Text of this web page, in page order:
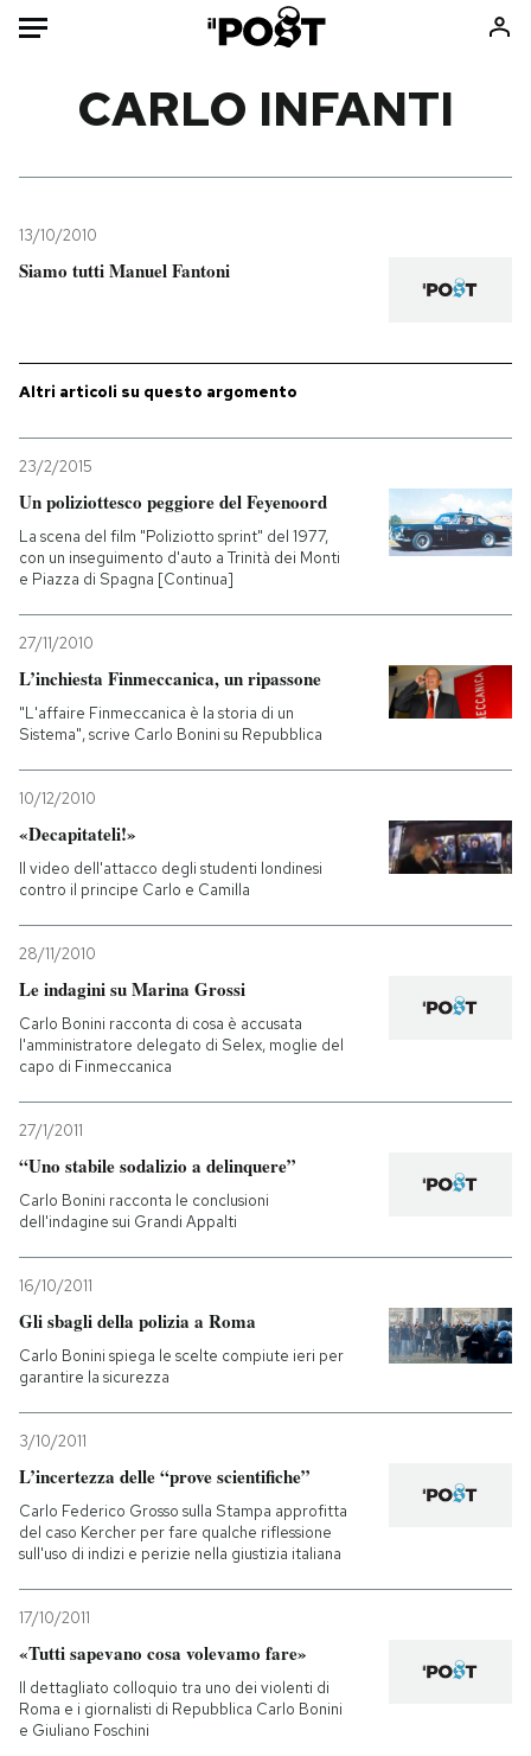
Mondo
Politica
Scienza
Cultura
Economia
Sport
Media
Altrecose
PODCAST
NEWSLETTER
I MIEI PREFERITI
SHOP
CALENDARIO
AREA PERSONALE
Entra
CARLO INFANTI
13/10/2010
Siamo tutti Manuel Fantoni
Altri articoli su questo argomento
23/2/2015
Un poliziottesco peggiore del Feyenoord
La scena del film "Poliziotto sprint" del 1977,
con un inseguimento d'auto a Trinità dei Monti
e Piazza di Spagna [Continua]
27/11/2010
L’inchiesta Finmeccanica, un ripassone
"L'affaire Finmeccanica è la storia di un
Sistema", scrive Carlo Bonini su Repubblica
10/12/2010
«Decapitateli!»
Il video dell'attacco degli studenti londinesi
contro il principe Carlo e Camilla
28/11/2010
Le indagini su Marina Grossi
Carlo Bonini racconta di cosa è accusata
l'amministratore delegato di Selex, moglie del
capo di Finmeccanica
27/1/2011
“Uno stabile sodalizio a delinquere”
Carlo Bonini racconta le conclusioni
dell'indagine sui Grandi Appalti
16/10/2011
Gli sbagli della polizia a Roma
Carlo Bonini spiega le scelte compiute ieri per
garantire la sicurezza
3/10/2011
L’incertezza delle “prove scientifiche”
Carlo Federico Grosso sulla Stampa approfitta
del caso Kercher per fare qualche riflessione
sull'uso di indizi e perizie nella giustizia italiana
17/10/2011
«Tutti sapevano cosa volevamo fare»
Il dettagliato colloquio tra uno dei violenti di
Roma e i giornalisti di Repubblica Carlo Bonini
e Giuliano Foschini